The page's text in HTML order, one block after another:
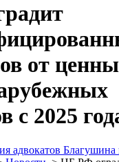
от
с 2025
адвокатов Благушина